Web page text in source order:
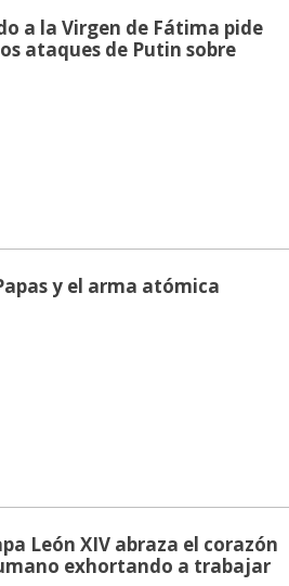
a la Virgen de Fátima pide
ataques de Putin sobre
y el arma atómica
León XIV abraza el corazón
exhortando a trabajar